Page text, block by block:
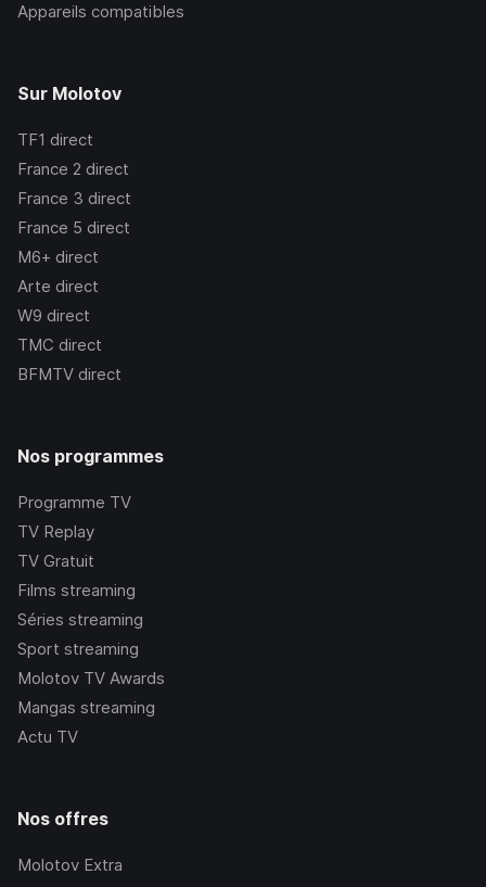
Appareils compatibles
Sur Molotov
TF1 direct
France 2 direct
France 3 direct
France 5 direct
M6+ direct
Arte direct
W9 direct
TMC direct
BFMTV direct
Nos programmes
Programme TV
TV Replay
TV Gratuit
Films streaming
Séries streaming
Sport streaming
Molotov TV Awards
Mangas streaming
Actu TV
Nos offres
Molotov Extra